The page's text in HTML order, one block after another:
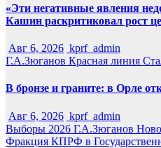
«Эти негативные явления
Кашин раскритиковал рост
Авг 6, 2026 kprf_admin
Г.А.Зюганов Красная линия
В бронзе и граните: в Орле
Авг 6, 2026 kprf_admin
Выборы 2026 Г.А.Зюганов
Фракция КПРФ в